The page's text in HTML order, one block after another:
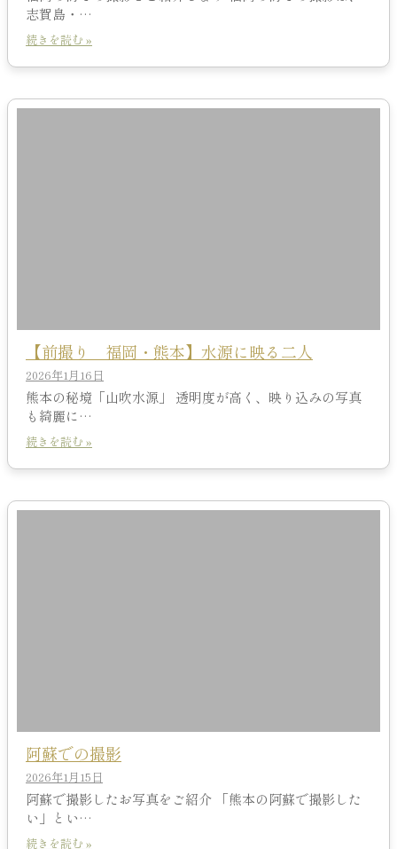
志賀島・…
続きを読む »
【前撮り 福岡・熊本】水源に映る二人
2026年1月16日
熊本の秘境「山吹水源」 透明度が高く、映り込みの写真
も綺麗に…
続きを読む »
阿蘇での撮影
2026年1月15日
阿蘇で撮影したお写真をご紹介 「熊本の阿蘇で撮影した
い」とい…
続きを読む »